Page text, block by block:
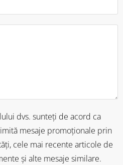
dvs. sunteți de acord ca
mesaje promoționale prin
cele mai recente articole de
și alte mesaje similare.